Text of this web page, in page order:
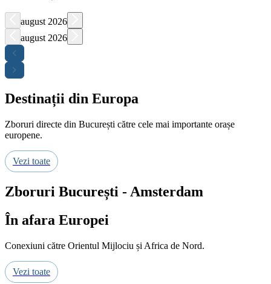
august 2026
august 2026
Destinații din Europa
Zboruri directe din București către cele mai importante orașe
europene.
Vezi toate
Zboruri București - Amsterdam
În afara Europei
Conexiuni către Orientul Mijlociu și Africa de Nord.
Vezi toate